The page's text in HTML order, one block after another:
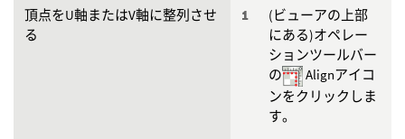
頂点をU軸またはV軸に整列させ
る
(ビューアの上部
にある)オペレー
ションツールバー
の
Alignアイコ
ンをクリックしま
す。